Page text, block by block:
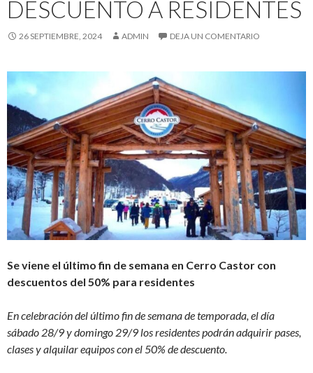
DESCUENTO A RESIDENTES
26 SEPTIEMBRE, 2024 ADMIN DEJA UN COMENTARIO
Se viene el último fin de semana en Cerro Castor con
descuentos del 50% para residentes
En celebración del último fin de semana de temporada, el día
sábado 28/9 y domingo 29/9 los residentes podrán adquirir pases,
clases y alquilar equipos con el 50% de descuento.